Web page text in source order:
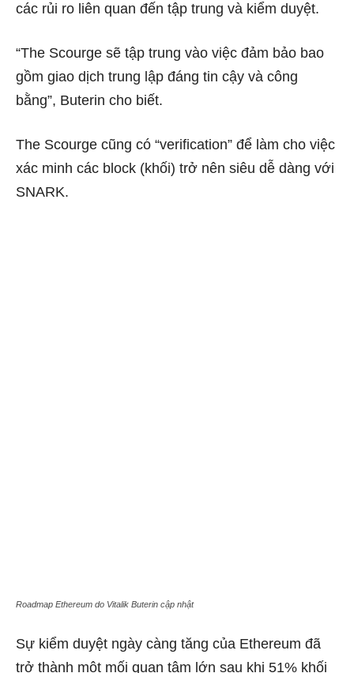
các rủi ro liên quan đến tập trung và kiểm duyệt.
“The Scourge sẽ tập trung vào việc đảm bảo bao
gồm giao dịch trung lập đáng tin cậy và công
bằng”, Buterin cho biết.
The Scourge cũng có “verification” để làm cho việc
xác minh các block (khối) trở nên siêu dễ dàng với
SNARK.
Roadmap Ethereum do Vitalik Buterin cập nhật
Sự kiểm duyệt ngày càng tăng của Ethereum đã
trở thành một mối quan tâm lớn sau khi 51% khối